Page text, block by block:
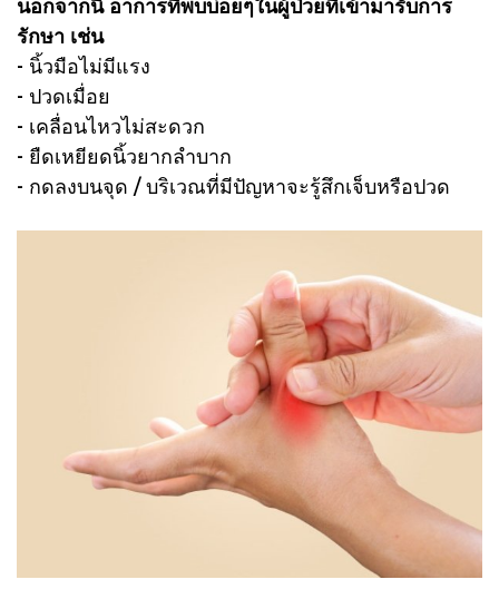
รักษา เช่น
- นิ้วมือไม่มีแรง
- ปวดเมื่อย
- เคลื่อนไหวไม่สะดวก
- ยืดเหยียดนิ้วยากลำบาก
- กดลงบนจุด / บริเวณที่มีปัญหาจะรู้สึกเจ็บหรือปวด